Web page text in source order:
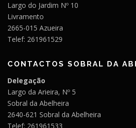
Largo do Jardim Nº 10
Livramento
2665-015 Azueira
Telef: 261961529
CONTACTOS SOBRAL DA
Delegação
Largo da Arieira, Nº 5
Sobral da Abelheira
2640-621 Sobral da Abelheira
Telef: 261961533